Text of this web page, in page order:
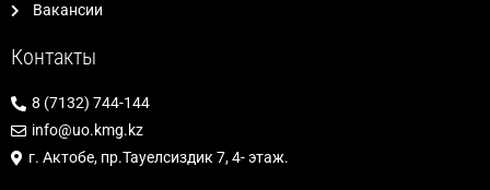
Вакансии
Контакты
8 (7132) 744-144
info@uo.kmg.kz
г. Актобе, пр.Тауелсиздик 7, 4- этаж.